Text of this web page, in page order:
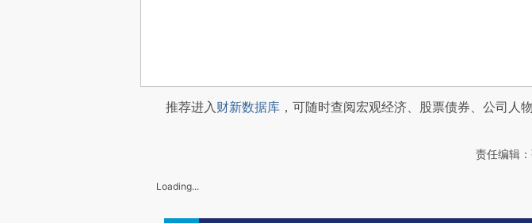
推荐进入财新数据库 ，可随时查阅宏观经济、股票债券、公司人
责任编辑
Loading...